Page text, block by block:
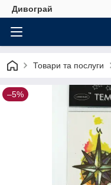
Дивограй
Товари та послуги
–5%